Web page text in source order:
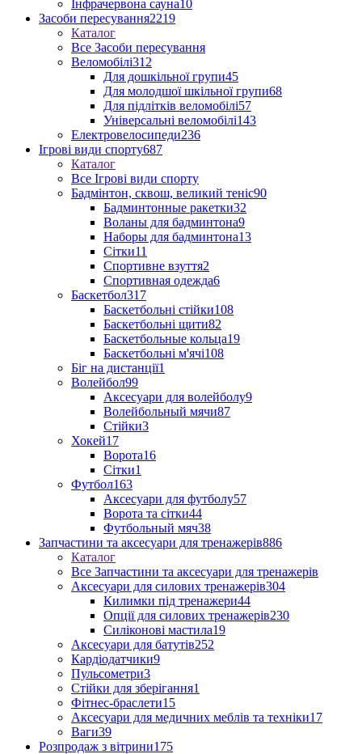
Інфрачервона сауна10
Засоби пересування2219
Каталог
Все Засоби пересування
Веломобілі312
Для дошкільної групи45
Для молодшої шкільної групи68
Для підлітків веломобілі57
Універсальні веломобілі143
Електровелосипеди236
Ігрові види спорту687
Каталог
Все Ігрові види спорту
Бадмінтон, сквош, великий теніс90
Бадминтонные ракетки32
Воланы для бадминтона9
Наборы для бадминтона13
Сітки11
Спортивне взуття2
Спортивная одежда6
Баскетбол317
Баскетбольні стійки108
Баскетбольні щити82
Баскетбольные кольца19
Баскетбольні м'ячі108
Біг на дистанції1
Волейбол99
Аксесуари для волейболу9
Волейбольный мячи87
Стійки3
Хокей17
Ворота16
Сітки1
Футбол163
Аксесуари для футболу57
Ворота та сітки44
Футбольный мяч38
Запчастини та аксесуари для тренажерів886
Каталог
Все Запчастини та аксесуари для тренажерів
Аксесуари для силових тренажерів304
Килимки під тренажери44
Опції для силових тренажерів230
Силіконові мастила19
Аксесуари для батутів252
Кардіодатчики9
Пульсометри3
Стійки для зберігання1
Фітнес-браслети15
Аксесуари для медичних меблів та техніки17
Ваги39
Розпродаж з вітрини175